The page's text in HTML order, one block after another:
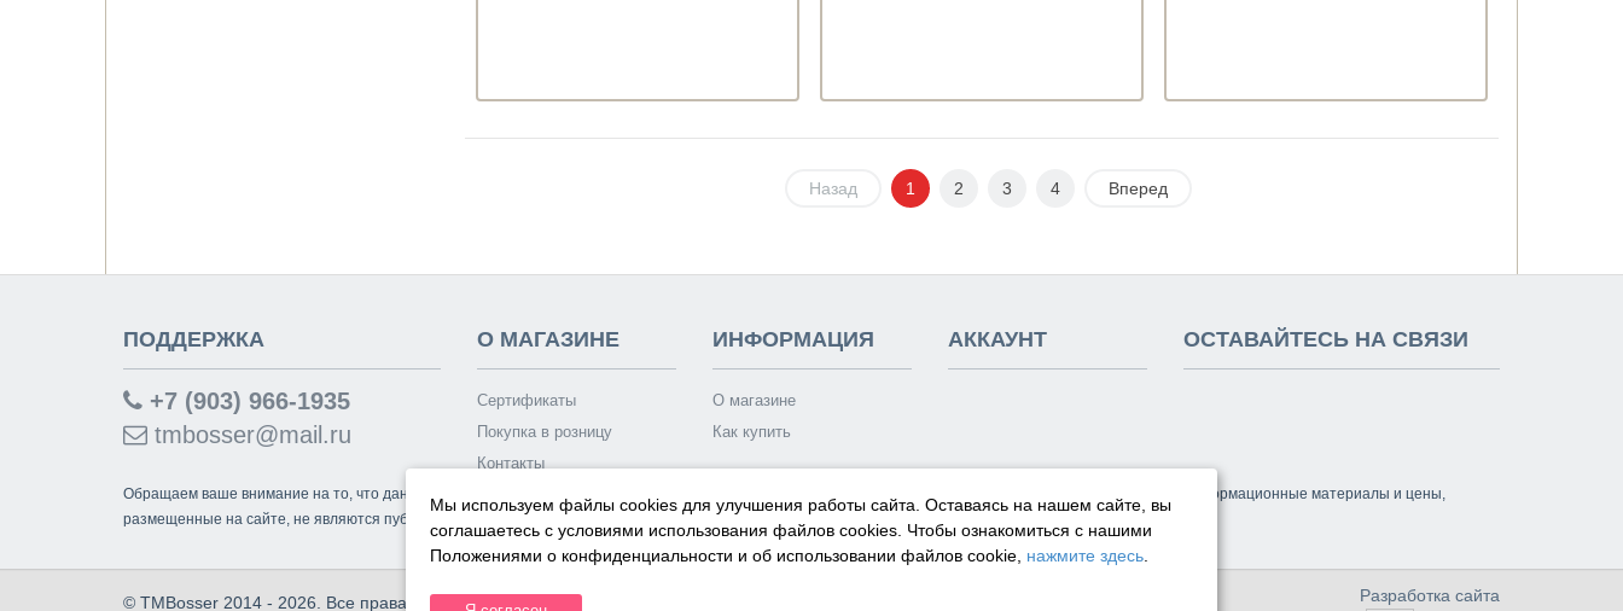
Назад 1 2 3 4 Вперед
ПОДДЕРЖКА
+7 (903) 966-1935
tmbosser@mail.ru
О МАГАЗИНЕ
Сертификаты
Покупка в розницу
Контакты
ИНФОРМАЦИЯ
О магазине
Как купить
АККАУНТ ОСТАВАЙТЕСЬ НА СВЯЗИ
Обращаем ваше внимание на то, что данный интернет-сайт носит исключительно информационный характер и ни при каких условиях сам сайт, а также информационные материалы и цены,
размещенные на сайте, не являются публичной офертой, определяемой положениями Статей 435 и 437 Гражданского кодекса РФ.
© TMBosser 2014 - 2026. Все права защищены. Разработка сайта
Мы используем файлы cookies для улучшения работы сайта. Оставаясь на нашем сайте, вы
соглашаетесь с условиями использования файлов cookies. Чтобы ознакомиться с нашими
Положениями о конфиденциальности и об использовании файлов cookie, нажмите здесь